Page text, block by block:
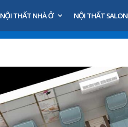
NỘI THẤT NHÀ Ở NỘI THẤT SALON